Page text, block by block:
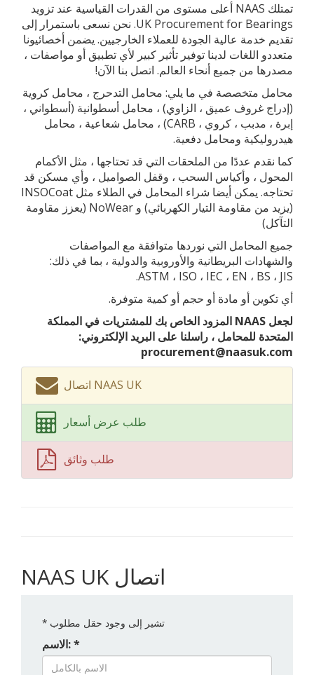
تمتلك NAAS أعلى مستوى من القدرات القياسية عند تزويد
UK Procurement for Bearings. نحن نسعى باستمرار إلى
تقديم خدمة عالية الجودة للعملاء الخارجيين. يضمن أخصائيونا
متعددو اللغات لدينا توفير تأثير كبير لأي تطبيق أو مواصفات ،
مصدرها من جميع أنحاء العالم. اتصل بنا الآن!
محامل متخصصة في ما يلي: محامل التدحرج ، محامل كروية
(إدراج غروف عميق ، الزاوي) ، محامل أسطوانية (أسطواني ،
إبرة ، مدبب ، كروي ، CARB) ، محامل شعاعية ، محامل
هيدروليكية ومحامل دفعية.
كما نقدم عددًا من الملحقات التي قد تحتاجها ، مثل الأكمام
المحول ، وأكياس السحب ، وقفل الصواميل ، وأي مسكن قد
تحتاجه. يمكن أيضا شراء المحامل في الطلاء مثل INSOCoat
(يزيد من مقاومة التيار الكهربائي) و NoWear (يعزز مقاومة
التآكل)
جميع المحامل التي نوردها متوافقة مع المواصفات
والشهادات البريطانية والأوروبية والدولية ، بما في ذلك:
ASTM ، ISO ، IEC ، EN ، BS ، JIS.
أي تكوين أو مادة أو حجم أو كمية متوفرة.
لجعل NAAS المزود الخاص بك للمشتريات في المملكة
المتحدة للمحامل ، راسلنا على البريد الإلكتروني:
procurement@naasuk.com
اتصال NAAS UK
طلب عرض أسعار
طلب وثائق
NAAS UK اتصال
* تشير إلى وجود حقل مطلوب
الاسم: *